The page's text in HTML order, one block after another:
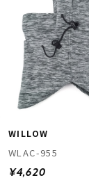
WILLOW
WLAC-955
¥4,620